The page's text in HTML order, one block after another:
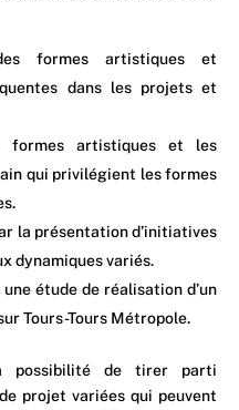
formes artistiques et
dans les projets et
formes artistiques et les
qui privilégient les formes
la présentation d’initiatives
dynamiques variés.
étude de réalisation d’un
Tours-Tours Métropole.
possibilité de tirer parti
projet variées qui peuvent